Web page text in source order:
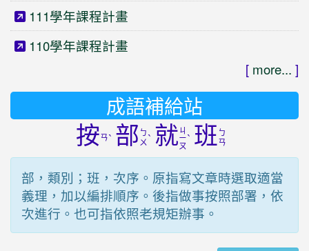
111學年課程計畫
110學年課程計畫
[ more... ]
成語補給站
按 ㄢˋ 部 ㄅ
ㄨˋ 就 ㄐ
ㄧ
ㄡ
ˋ 班 ㄅ
ㄢ
部，類別；班，次序。原指寫文章時選取適當
義理，加以編排順序。後指做事按照部署，依
次進行。也可指依照老規矩辦事。